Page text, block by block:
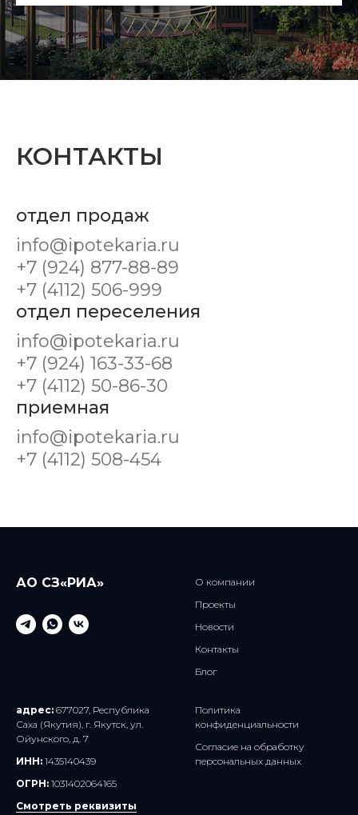
КОНТАКТЫ
отдел продаж
info@ipotekaria.ru
+7 (924) 877-88-89
+7 (4112) 506-999
отдел переселения
info@ipotekaria.ru
+7 (924) 163-33-68
+7 (4112) 50-86-30
приемная
info@ipotekaria.ru
+7 (4112) 508-454
АО СЗ«РИА»
О компании
Проекты
Новости
Контакты
Блог
адрес: 677027, Республика
Саха (Якутия), г. Якутск, ул.
Ойунского, д. 7
ИНН: 1435140439
ОГРН: 1031402064165
Смотреть реквизиты
Политика
конфиденциальности
Согласие на обработку
персональных данных